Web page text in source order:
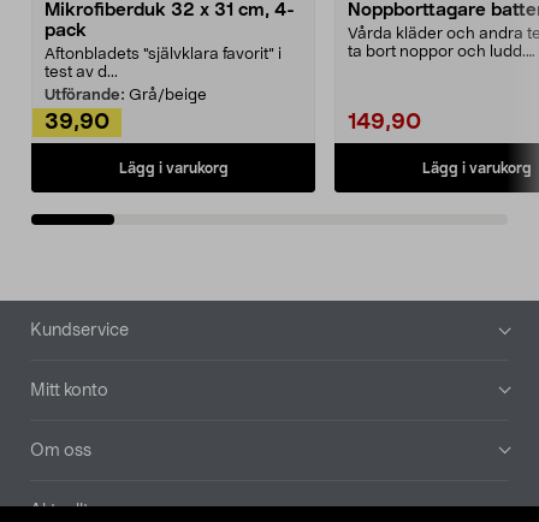
Mikrofiberduk 32 x 31 cm, 4-
pack
Aftonbladets "självklara favorit” i
test av d...
Utförande: Grå/beige
39,90
Lägg i varukorg
Noppborttagare
Vårda kläder och andra
ta bort noppor och ludd.
149,90
Lägg i varukorg
Sidfot
Kundservice
Mitt konto
Om oss
Aktuellt